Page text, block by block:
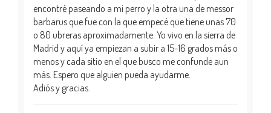
encontré paseando a mi perro y la otra una de messor
barbarus que fue con la que empecé que tiene unas 70
o 80 ubreras aproximadamente. Yo vivo en la sierra de
Madrid y aquí ya empiezan a subir a 15-16 grados más o
menos y cada sitio en el que busco me confunde aun
más. Espero que alguien pueda ayudarme.
Adiós y gracias.